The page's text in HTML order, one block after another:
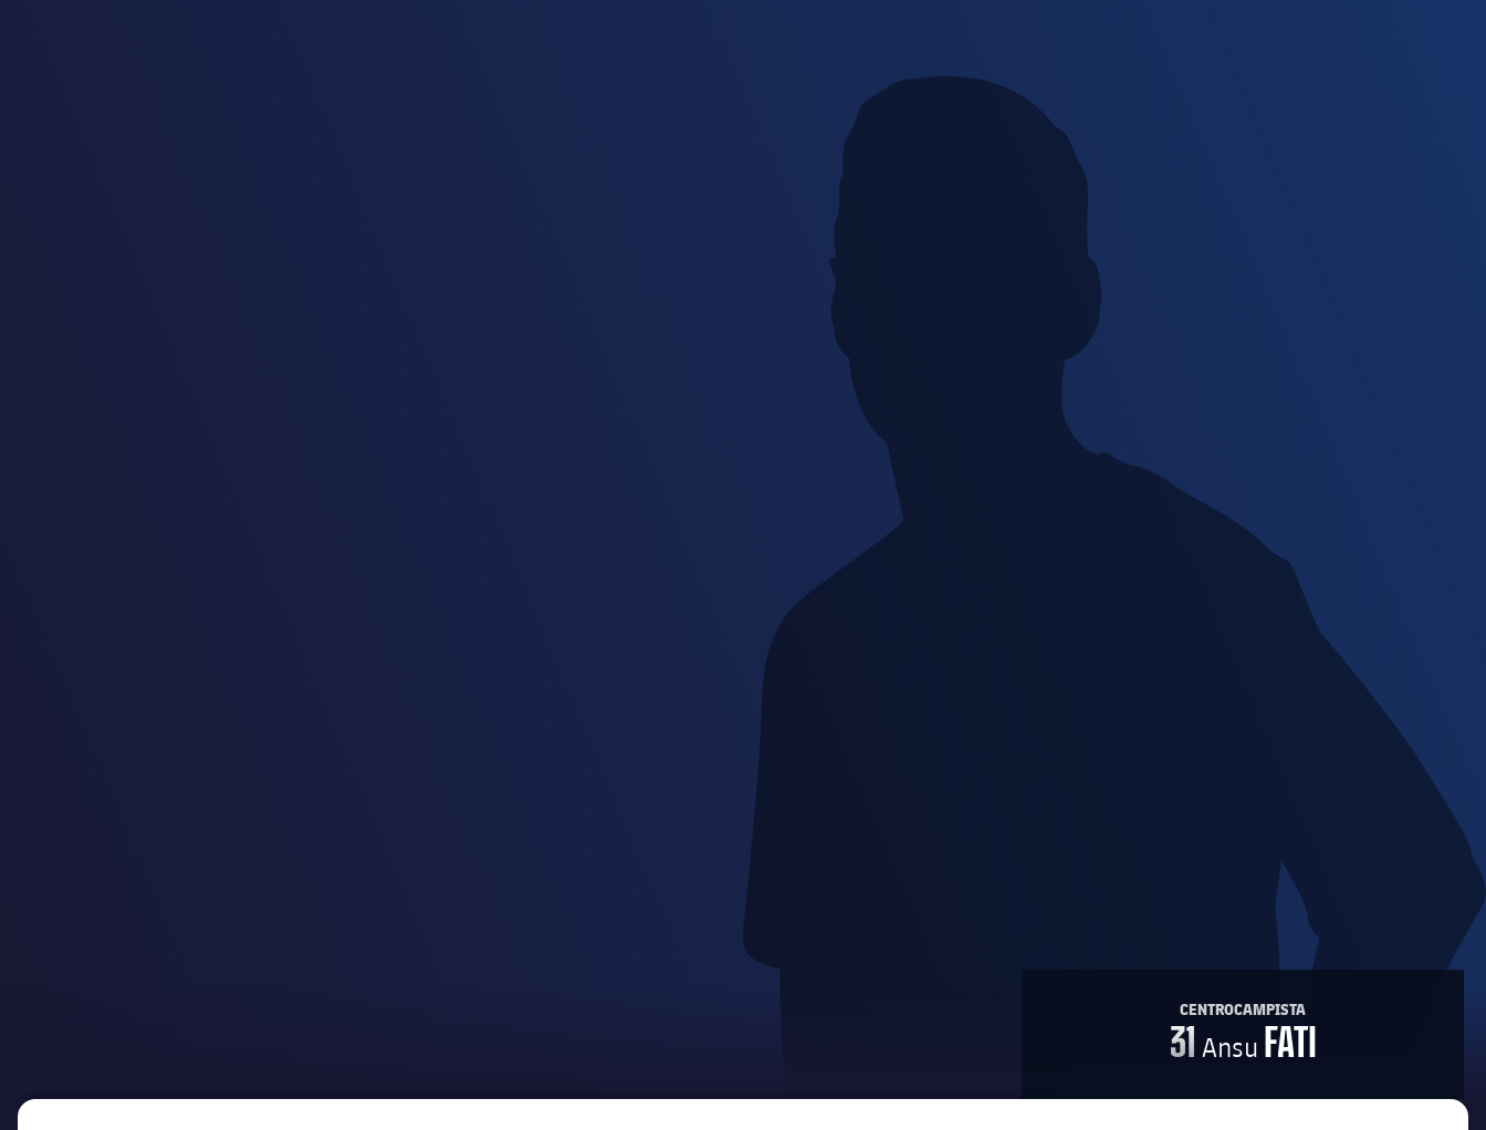
CENTROCAMPISTA
31 Ansu FATI